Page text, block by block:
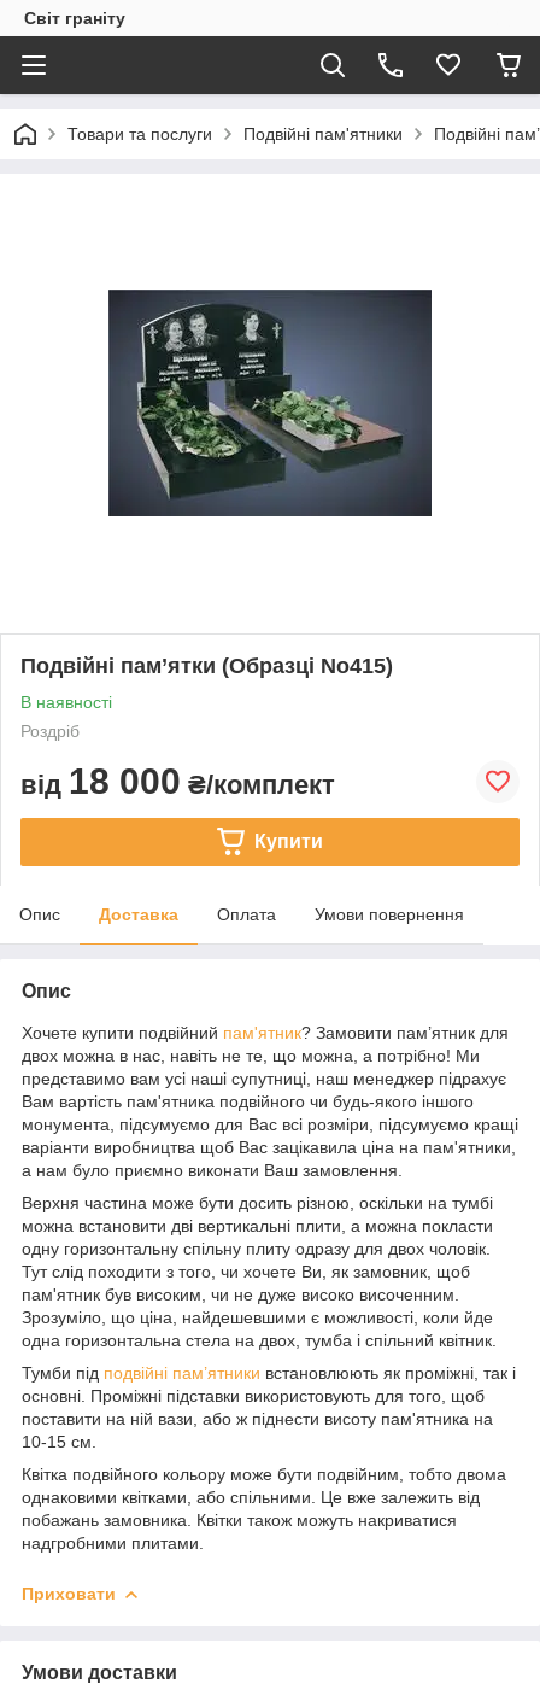
Світ граніту
Товари та послуги Подвійні пам'ятники Подвійні
Подвійні пам’ятки (Образці No415)
В наявності
Роздріб
від 18 000 ₴/комплект
Купити
Опис Доставка Оплата Умови повернення
Опис
Хочете купити подвійний пам'ятник? Замовити пам’ятник для
двох можна в нас, навіть не те, що можна, а потрібно! Ми
представимо вам усі наші супутниці, наш менеджер підрахує
Вам вартість пам'ятника подвійного чи будь-якого іншого
монумента, підсумуємо для Вас всі розміри, підсумуємо кращі
варіанти виробництва щоб Вас зацікавила ціна на пам'ятники,
а нам було приємно виконати Ваш замовлення.
Верхня частина може бути досить різною, оскільки на тумбі
можна встановити дві вертикальні плити, а можна покласти
одну горизонтальну спільну плиту одразу для двох чоловік.
Тут слід походити з того, чи хочете Ви, як замовник, щоб
пам'ятник був високим, чи не дуже високо височенним.
Зрозуміло, що ціна, найдешевшими є можливості, коли йде
одна горизонтальна стела на двох, тумба і спільний квітник.
Тумби під подвійні пам’ятники встановлюють як проміжні, так і
основні. Проміжні підставки використовують для того, щоб
поставити на ній вази, або ж піднести висоту пам'ятника на
10-15 см.
Квітка подвійного кольору може бути подвійним, тобто двома
однаковими квітками, або спільними. Це вже залежить від
побажань замовника. Квітки також можуть накриватися
надгробними плитами.
Приховати
Умови доставки